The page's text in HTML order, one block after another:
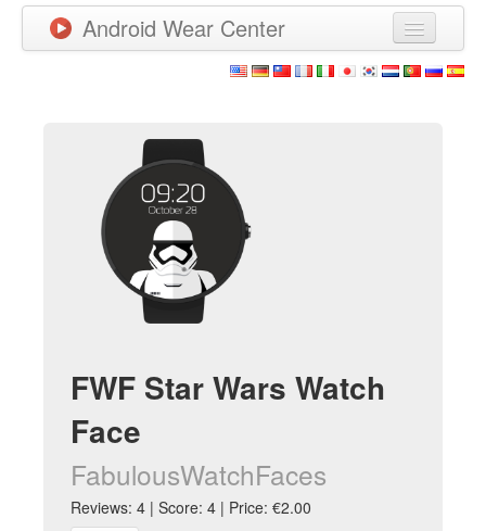
Android Wear Center
New Releases
Watchfaces
FWF Star Wars Watch
Face
FabulousWatchFaces
Reviews: 4 | Score: 4 | Price: €2.00